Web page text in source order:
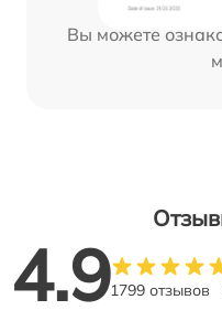
Вы можете
4.91799 отзывов